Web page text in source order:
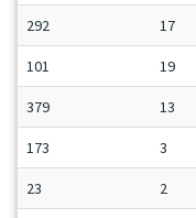
292 17
101 19
379 13
173 3
23 2